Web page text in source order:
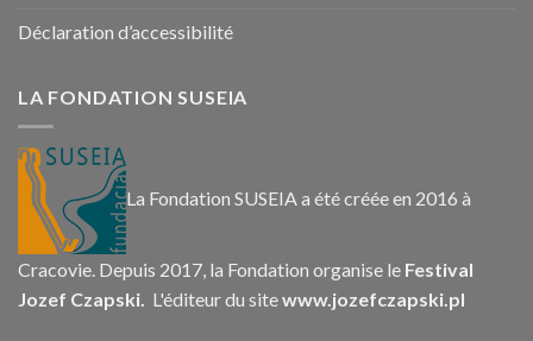
Déclaration d’accessibilité
LA FONDATION SUSEIA
La Fondation SUSEIA a été créée en 2016 à
Cracovie. Depuis 2017, la Fondation organise le Festival
Jozef Czapski. L'éditeur du sitewww.jozefczapski.pl